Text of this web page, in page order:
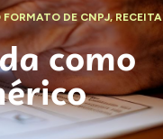
FORMATO DE CNPJ,RECEITA
como